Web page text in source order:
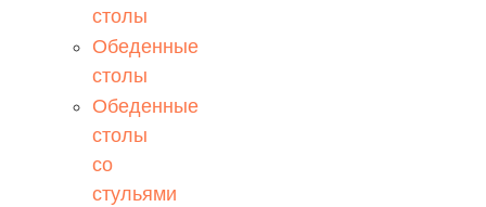
столы
Обеденные
столы
Обеденные
столы
со
стульями